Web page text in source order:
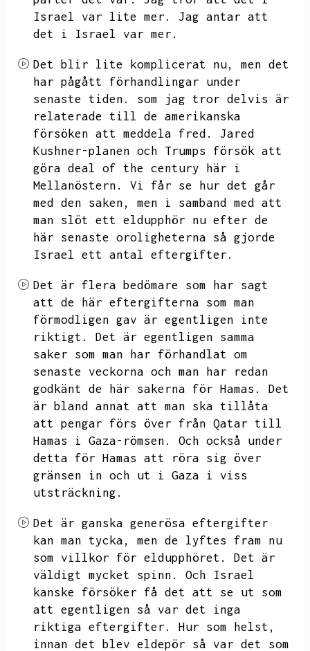
Israel var lite mer.
Jag antar att
det i Israel var mer.
Det blir lite komplicerat nu,
men det
har pågått förhandlingar under
senaste tiden.
som jag tror delvis är
relaterade till de amerikanska
försöken att meddela fred.
Jared
Kushner-planen och Trumps försök att
göra deal of the century här i
Mellanöstern.
Vi får se hur det går
med den saken,
men i samband med att
man slöt ett eldupphör nu efter de
här senaste oroligheterna så gjorde
Israel ett antal eftergifter.
Det är flera bedömare som har sagt
att de här eftergifterna som man
förmodligen gav är egentligen inte
riktigt.
Det är egentligen samma
saker som man har förhandlat om
senaste veckorna och man har redan
godkänt de här sakerna för Hamas.
Det
är bland annat att man ska tillåta
att pengar förs över från Qatar till
Hamas i Gaza-römsen.
Och också under
detta för Hamas att röra sig över
gränsen in och ut i Gaza i viss
utsträckning.
Det är ganska generösa eftergifter
kan man tycka,
men de lyftes fram nu
som villkor för eldupphöret.
Det är
väldigt mycket spinn.
Och Israel
kanske försöker få det att se ut som
att egentligen så var det inga
riktiga eftergifter.
Hur som helst,
innan det blev eldepör så var det som